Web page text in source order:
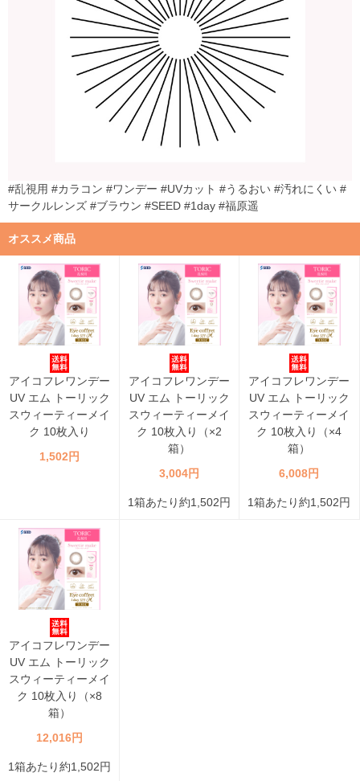
#乱視用 #カラコン #ワンデー #UVカット #うるおい #汚れにくい #
サークルレンズ #ブラウン #SEED #1day #福原遥
オススメ商品
アイコフレワンデー
UV エム トーリック
スウィーティーメイ
ク 10枚入り
1,502円
アイコフレワンデー
UV エム トーリック
スウィーティーメイ
ク 10枚入り（×2
箱）
3,004円
1箱あたり約1,502円
アイコフレワンデー
UV エム トーリック
スウィーティーメイ
ク 10枚入り（×4
箱）
6,008円
1箱あたり約1,502円
アイコフレワンデー
UV エム トーリック
スウィーティーメイ
ク 10枚入り（×8
箱）
12,016円
1箱あたり約1,502円